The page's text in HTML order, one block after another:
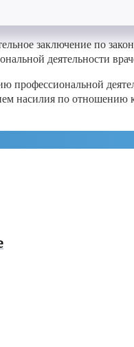
заключение по
деятельности
насилия по отношению